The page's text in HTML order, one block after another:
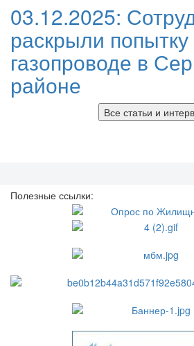
03.12.2025:
раскрыли
газопроводе в
районе
Все статьи и
Полезные ссылки: